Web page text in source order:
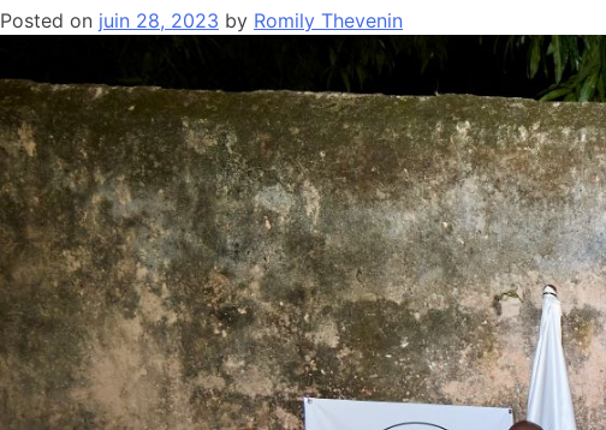
Posted on juin 28, 2023 by Romily Thevenin